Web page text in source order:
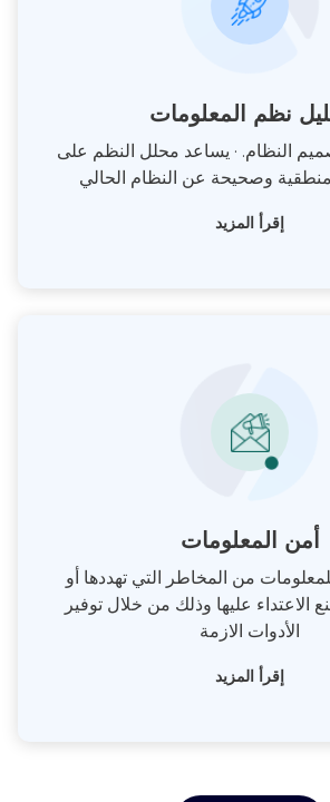
نظم المعلومات
النظام. · يساعد محلل النظم على
وصحيحة عن النظام الحالي
إقرأ المزيد
أمن المعلومات
من المخاطر التي تهددها أو
الاعتداء عليها وذلك من خلال توفير
الأدوات الازمة
إقرأ المزيد